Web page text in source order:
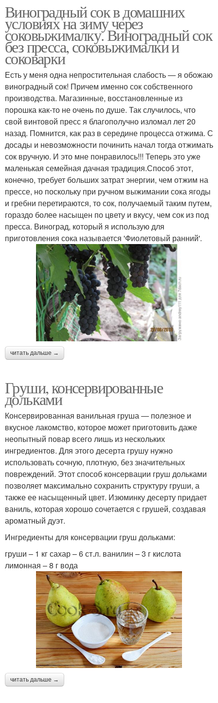
Виноградный сок в домашних
условиях на зиму через
соковыжималку. Виноградный сок
без пресса, соковыжималки и
соковарки
Есть у меня одна непростительная слабость — я обожаю
виноградный сок! Причем именно сок собственного
производства. Магазинные, восстановленные из
порошка как-то не очень по душе. Так случилось, что
свой винтовой пресс я благополучно изломал лет 20
назад. Помнится, как раз в середине процесса отжима. С
досады и невозможности починить начал тогда отжимать
сок вручную. И это мне понравилось!!! Теперь это уже
маленькая семейная дачная традиция.Способ этот,
конечно, требует больших затрат энергии, чем отжим на
прессе, но поскольку при ручном выжимании сока ягоды
и гребни перетираются, то сок, получаемый таким путем,
гораздо более насыщен по цвету и вкусу, чем сок из под
пресса. Виноград, который я использую для
приготовления сока называется 'Фиолетовый ранний'.
читать дальше →
Груши, консервированные
дольками
Консервированная ванильная груша — полезное и
вкусное лакомство, которое может приготовить даже
неопытный повар всего лишь из нескольких
ингредиентов. Для этого десерта грушу нужно
использовать сочную, плотную, без значительных
повреждений. Этот способ консервации груш дольками
позволяет максимально сохранить структуру груши, а
также ее насыщенный цвет. Изюминку десерту придает
ваниль, которая хорошо сочетается с грушей, создавая
ароматный дуэт.
Ингредиенты для консервации груш дольками:
груши – 1 кг сахар – 6 ст.л. ванилин – 3 г кислота
лимонная – 8 г вода
читать дальше →